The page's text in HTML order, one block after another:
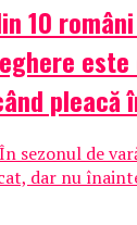
10
pleacă
sezonul de
dar nu